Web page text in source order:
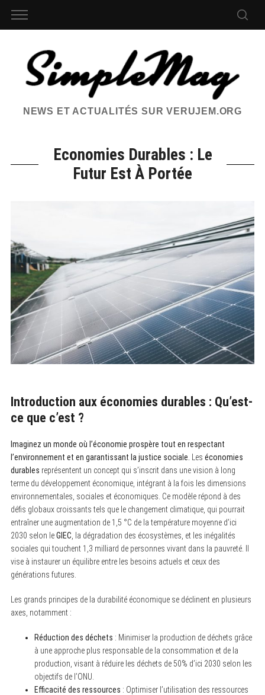
NEWS ET ACTUALITÉS SUR VERUJEM.ORG
Economies Durables : Le
Futur Est À Portée
Introduction aux économies durables : Qu’est-
ce que c’est ?
Imaginez un monde où l’économie prospère tout en respectant
l’environnement et en garantissant la justice sociale.
Les économies
durables représentent un concept qui s’inscrit dans une vision à long
terme du développement économique, intégrant à la fois les dimensions
environnementales, sociales et économiques. Ce modèle répond à des
défis globaux croissants tels que le changement climatique, qui pourrait
entraîner une augmentation de 1,5 °C de la température moyenne d’ici
2030 selon leGIEC , la dégradation des écosystèmes, et les inégalités
sociales qui touchent 1,3 milliard de personnes vivant dans la pauvreté. Il
vise à instaurer un équilibre entre les besoins actuels et ceux des
générations futures.
Les grands principes de la durabilité économique se déclinent en plusieurs
axes, notamment :
Réduction des déchets : Minimiser la production de déchets grâce
à une approche plus responsable de la consommation et de la
production, visant à réduire les déchets de 50% d’ici 2030 selon les
objectifs de l’ONU.
Efficacité des ressources : Optimiser l’utilisation des ressources